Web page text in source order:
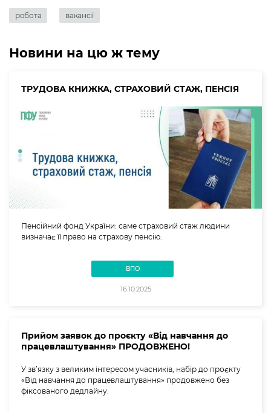
робота вакансії
Новини на цю ж тему
ТРУДОВА КНИЖКА, СТРАХОВИЙ СТАЖ, ПЕНСІЯ
Пенсійний фонд України: саме страховий стаж людини
визначає її право на страхову пенсію.
ВПО
16.10.2025
Прийом заявок до проєкту «Від навчання до
працевлаштування» ПРОДОВЖЕНО!
У зв’язку з великим інтересом учасників, набір до проєкту
«Від навчання до працевлаштування» продовжено без
фіксованого дедлайну.